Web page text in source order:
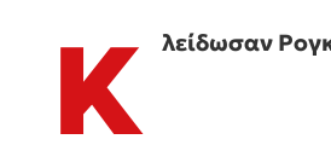
Κ λείδωσαν